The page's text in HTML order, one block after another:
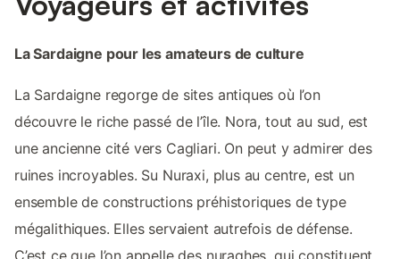
La Sardaigne pour les amateurs de culture
La Sardaigne regorge de sites antiques où l’on
découvre le riche passé de l’île. Nora, tout au sud, est
une ancienne cité vers Cagliari. On peut y admirer des
ruines incroyables. Su Nuraxi, plus au centre, est un
ensemble de constructions préhistoriques de type
mégalithiques. Elles servaient autrefois de défense.
C’est ce que l’on appelle des nuraghes, qui constituent